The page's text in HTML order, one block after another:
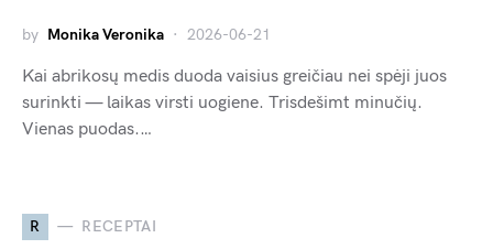
by Monika Veronika 2026-06-21
Kai abrikosų medis duoda vaisius greičiau nei spėji juos
surinkti — laikas virsti uogiene. Trisdešimt minučių.
Vienas puodas.…
R RECEPTAI